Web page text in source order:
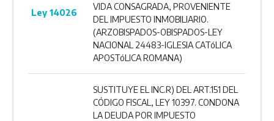
Ley 14026
VIDA CONSAGRADA, PROVENIENTE
DEL IMPUESTO INMOBILIARIO.
(ARZOBISPADOS-OBISPADOS-LEY
NACIONAL 24483-IGLESIA CATóLICA
APOSTóLICA ROMANA)
SUSTITUYE EL INC.R) DEL ART.151 DEL
CÓDIGO FISCAL, LEY 10397. CONDONA
LA DEUDA POR IMPUESTO